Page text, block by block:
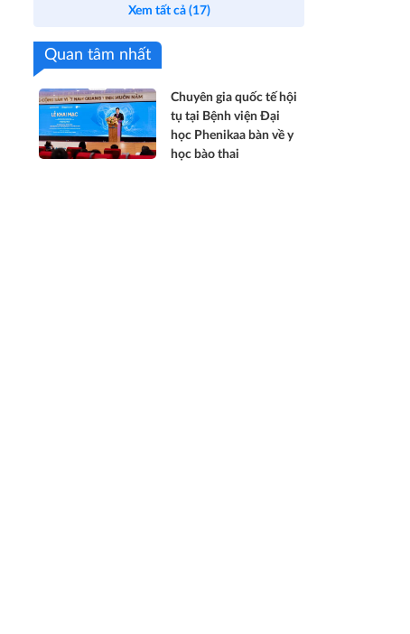
Xem tất cả (17)
Quan tâm nhất
Chuyên gia quốc tế hội
tụ tại Bệnh viện Đại
học Phenikaa bàn về y
học bào thai